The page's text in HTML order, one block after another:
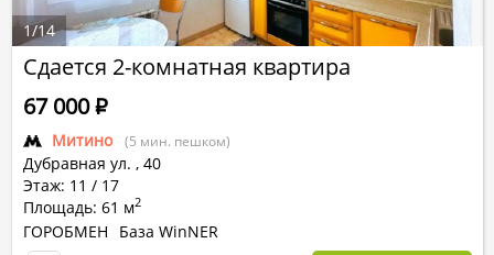
Сдается 2-комнатная квартира
Митино (5 мин. пешком)
Дубравная ул. , 40
Этаж: 11 / 17
Площадь: 61 м2
67 000Р
ГОРОБМЕН
База WinNER
1/14